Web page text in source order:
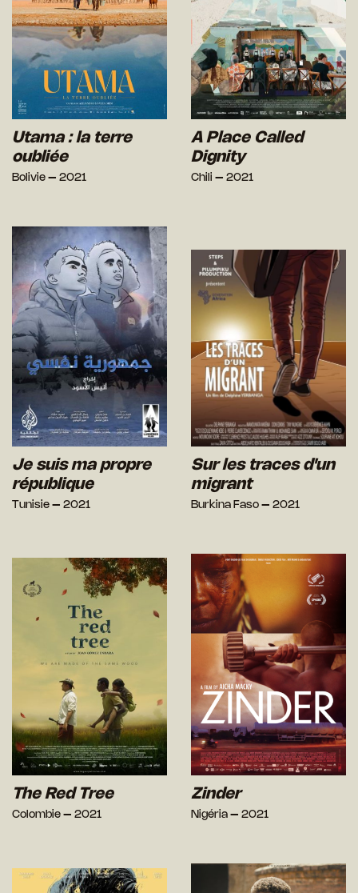
Utama : la terre
oubliée
Bolivie – 2021
A Place Called
Dignity
Chili – 2021
Je suis ma propre
république
Tunisie – 2021
Sur les traces d'un
migrant
Burkina Faso – 2021
The Red Tree
Colombie – 2021
Zinder
Nigéria – 2021